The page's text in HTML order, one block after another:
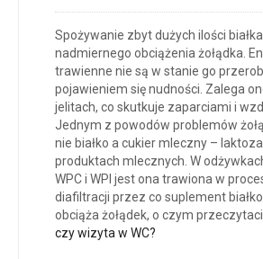
Spożywanie zbyt dużych ilości
nadmiernego obciążenia żołądka.
trawienne nie są w stanie go
pojawieniem się nudności. Zalega
jelitach, co skutkuje zaparciami i
Jednym z powodów problemów
nie białko a cukier mleczny –
produktach mlecznych. W
WPC i WPI jest ona trawiona w
diafiltracji przez co suplement
obciąża żołądek, o czym
czy wizyta w WC?